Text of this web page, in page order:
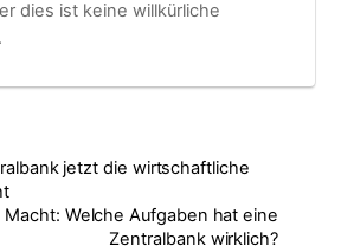
dies ist keine willkürliche
jetzt die wirtschaftliche
Welche Aufgaben hat eine
Zentralbank wirklich?